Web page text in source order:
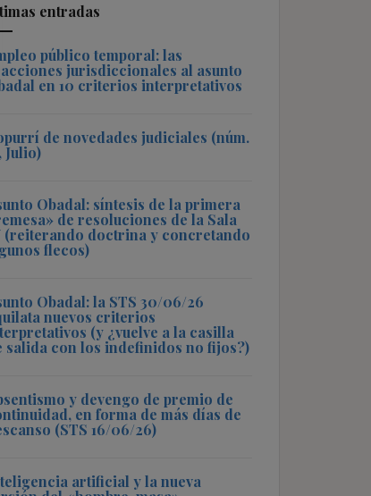
entradas
público temporal: las
jurisdiccionales al asunto
en 10 criterios interpretativos
de novedades judiciales (núm.
Julio)
Obadal: síntesis de la primera
de resoluciones de la Sala
(reiterando doctrina y concretando
flecos)
Obadal: la STS 30/06/26
nuevos criterios
(y ¿vuelve a la casilla
salida con los indefinidos no fijos?)
y devengo de premio de
en forma de más días de
(STS 16/06/26)
artificial y la nueva